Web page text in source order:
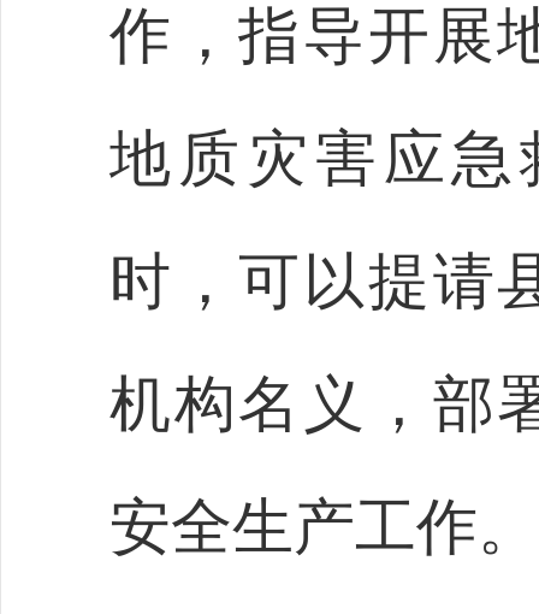
作，指导开展
地质灾害应
时，可以提请
机构名义，部
安全生产工作。